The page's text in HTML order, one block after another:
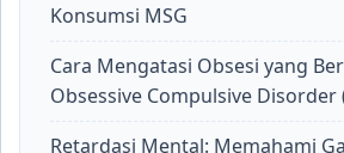
Konsumsi MSG
Cara Mengatasi Obsesi yang
Obsessive Compulsive Disorder
Retardasi Mental: Memahami